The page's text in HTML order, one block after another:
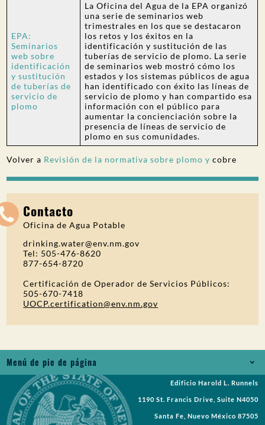
EPA:
Seminarios
web sobre
identificación
y sustitución
de tuberías de
servicio de
plomo
La Oficina del Agua de la EPA organizó
una serie de seminarios web
trimestrales en los que se destacaron
los retos y los éxitos en la
identificación y sustitución de las
tuberías de servicio de plomo. La serie
de seminarios web mostró cómo los
estados y los sistemas públicos de agua
han identificado con éxito las líneas de
servicio de plomo y han compartido esa
información con el público para
aumentar la concienciación sobre la
presencia de líneas de servicio de
plomo en sus comunidades.
Volver a Revisión de la normativa sobre plomo y cobre
Contacto
Oficina de Agua Potable
drinking.water@env.nm.gov
Tel: 505-476-8620
877-654-8720
Certificación de Operador de Servicios Públicos:
505-670-7418
UOCP.certification@env.nm.gov
Menú de pie de página
Empleos
Solicitud de registros
Edificio Harold L. Runnels
1190 St. Francis Drive, Suite N4050
Santa Fe, Nuevo México 87505